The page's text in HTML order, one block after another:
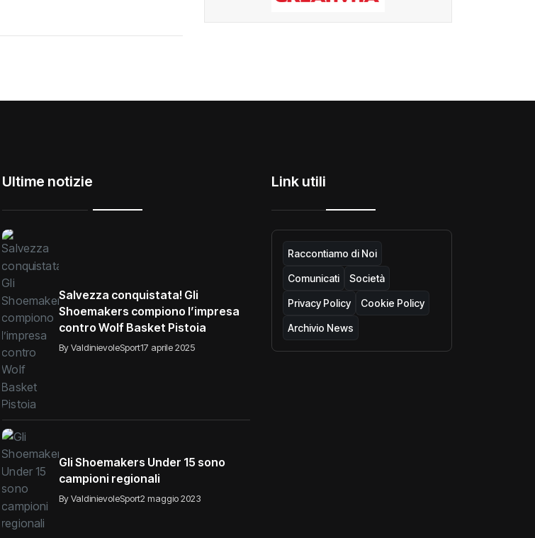
Ultime notizie
Salvezza conquistata! Gli
Shoemakers compiono l’impresa
contro Wolf Basket Pistoia
By ValdinievoleSport17 aprile 2025
Gli Shoemakers Under 15 sono
campioni regionali
By ValdinievoleSport2 maggio 2023
Link utili
Raccontiamo di Noi
Comunicati Società
Privacy Policy Cookie Policy
Archivio News